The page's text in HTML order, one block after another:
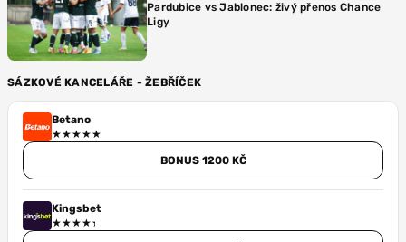
Pardubice vs Jablonec: živý přenos Chance
Ligy
SÁZKOVÉ KANCELÁŘE - ŽEBŘÍČEK
Betano
BONUS 1200 KČ
Kingsbet